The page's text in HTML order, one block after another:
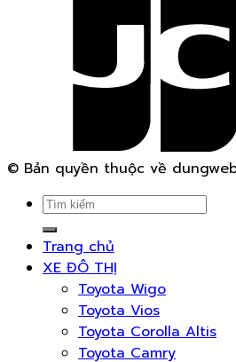
© Bản quyền thuộc về
Search
for:
Trang chủ
XE ĐÔ THỊ
Toyota Wigo
Toyota Vios
Toyota Corolla Altis
Toyota Camry